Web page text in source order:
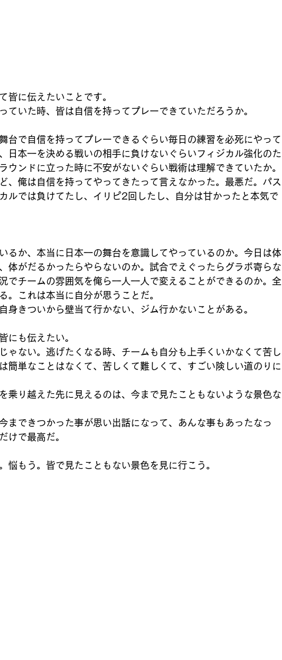
皆に伝えたいことです。
ていた時、皆は自信を持ってプレーできていただろうか。
台で自信を持ってプレーできるぐらい毎日の練習を必死にやって
日本一を決める戦いの相手に負けないぐらいフィジカル強化のた
ウンドに立った時に不安がないぐらい戦術は理解できていたか。
、俺は自信を持ってやってきたって言えなかった。最悪だ。パス
ルでは負けてたし、イリピ2回したし、自分は甘かったと本気で
るか、本当に日本一の舞台を意識してやっているのか。今日は体
体がだるかったらやらないのか。試合でえぐったらグラボ寄らな
でチームの雰囲気を俺ら一人一人で変えることができるのか。全
。これは本当に自分が思うことだ。
身きついから壁当て行かない、ジム行かないことがある。
にも伝えたい。
ゃない。逃げたくなる時、チームも自分も上手くいかなくて苦し
簡単なことはなくて、苦しくて難しくて、すごい険しい道のりに
乗り越えた先に見えるのは、今まで見たこともないような景色な
まできつかった事が思い出話になって、あんな事もあったなっ
けで最高だ。
悩もう。皆で見たこともない景色を見に行こう。